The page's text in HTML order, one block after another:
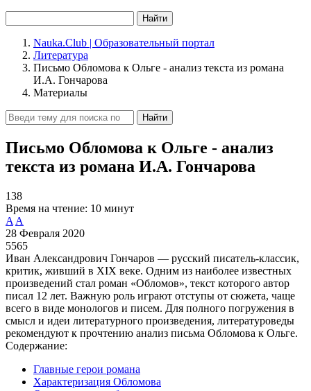
Найти
Nauka.Club | Образовательный портал
Литература
Письмо Обломова к Ольге - анализ текста из романа
И.А. Гончарова
Материалы
Найти
Письмо Обломова к Ольге - анализ
текста из романа И.А. Гончарова
138
Время на чтение: 10 минут
A A
28 Февраля 2020
5565
Иван Александрович Гончаров — русский писатель-классик,
критик, живший в XIX веке. Одним из наиболее известных
произведений стал роман «Обломов», текст которого автор
писал 12 лет. Важную роль играют отступы от сюжета, чаще
всего в виде монологов и писем. Для полного погружения в
смысл и идеи литературного произведения, литературоведы
рекомендуют к прочтению анализ письма Обломова к Ольге.
Содержание:
Главные герои романа
Характеризация Обломова